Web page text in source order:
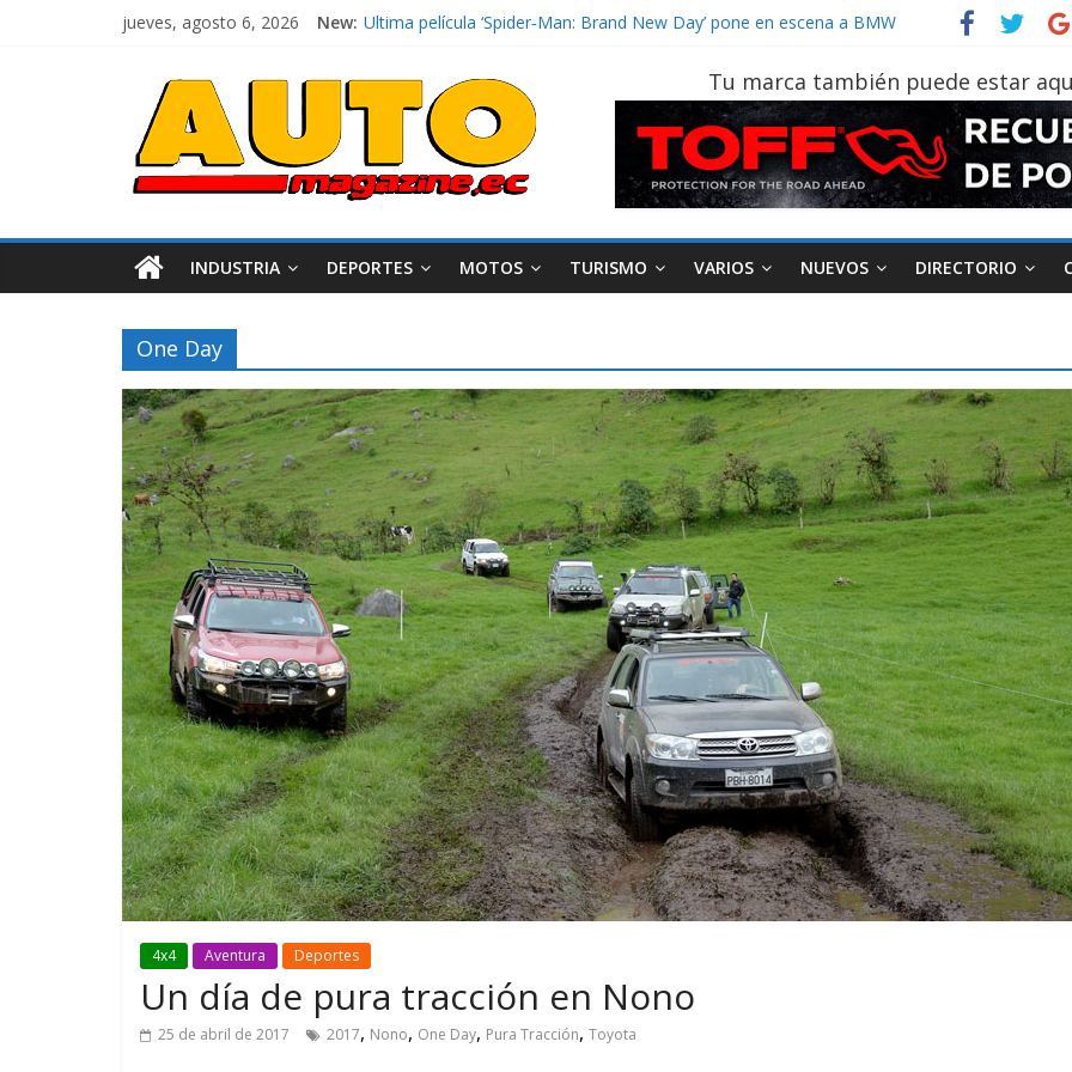
jueves, agosto 6, 2026 New: Ultima película ‘Spider‑Man: Brand New Day’ pone en escena a BMW
La Vuelta al Ecuador 2026, edición 47ª, recorre 7 provincias en 8 días
La FEDAK recibe 12 Sinotruk Bolden para cubrir las rutas de La Vuelta
El costo de tener un vehículo gana protagonismo a la hora de decidir
Tu marca también puede estar
INDUSTRIA DEPORTES MOTOS TURISMO VARIOS NUEVOS DIRECTORIO
One Day
4x4 Aventura Deportes
Un día de pura tracción en Nono
25 de abril de 2017 2017, Nono, One Day, Pura Tracción, Toyota
Movilidad Varios
GM reafirma su
compromiso con movilidad
más segura y conectada
Movilidad Turismo Varios
¿Qué puede pasar con tu
vehículo si permanece
varios días sin usar?
AEADE Industria Motociclismo
Movilidad
Campaña busca cambiar
destino de los
en la región